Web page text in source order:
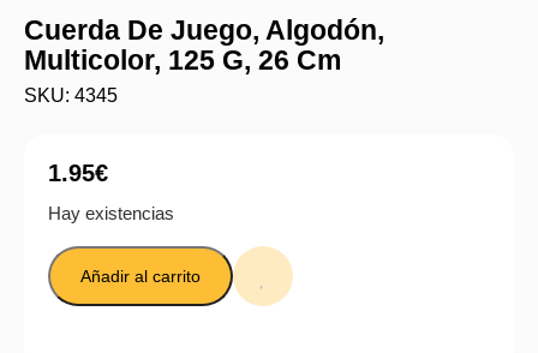
Cuerda De Juego, Algodón,
Multicolor, 125 G, 26 Cm
SKU: 4345
1.95€
Hay existencias
Añadir al carrito